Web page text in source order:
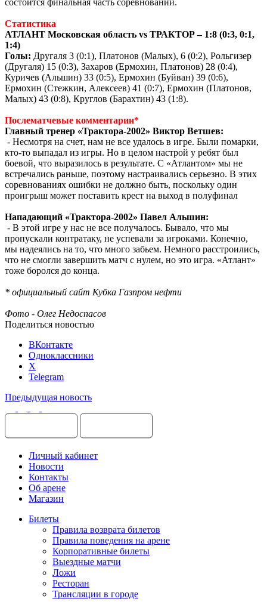
Статистика
АТЛАНТ Московская область vs ТРАКТОР – 1:8 (0:3, 0:1,
1:4)
Голы: Другаля 3 (0:1), Платонов (Малых), 6 (0:2), Рольгизер
(Другаля) 15 (0:3), Захаров (Ермохин, Платонов) 28 (0:4),
Куричев (Альшин) 33 (0:5), Ермохин (Буйван) 39 (0:6),
Ермохин (Стежкин, Алексеев) 41 (0:7), Ермохин (Платонов,
Малых) 43 (0:8), Круглов (Барахтин) 43 (1:8).
Послематчевые комментарии*
Главный тренер «Трактора-2002» Виктор Ветшев:
- Несмотря на счет, нам не все удалось в игре. Были помарки,
кто-то выпадал из игры. Но в целом настрой у ребят был
боевой, что выразилось в результате. С «Атлантом» мы не
встречались раньше, поэтому настраивались серьезно. В этих
соревнованиях ошибки не должно быть, поскольку один
проигрыш может поставить крест на выход в полуфинал
Нападающий «Трактора-2002» Павел Альшин:
- В этой игре у нас не все получалось. Бывало, что мы
пропускали контратаку, не успевали за игроками. Конечно,
мы надеялись на то, что много забьем. Немного расстроились,
что не смогли завершить матч с нулем, но это игра. «Атлант»
тоже боролся до конца.
* официальный сайт Кубка Газпром нефти
Фото - Олег Недоспасов
Поделиться новостью
ВКонтакте
Одноклассники
X
Telegram
Предыдущая новость
Личный кабинет
Новости
Контакты
Об арене
Магазин
Билеты
Правила возврата билетов
Правила поведения на арене
Корпоративные билеты
Выездные матчи
Ложи
Ресторан
Трансляции в городе